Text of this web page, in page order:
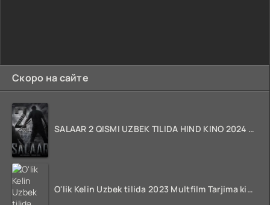
Скоро на сайте
SALAAR 2 QISMI UZBEK TILIDA HIND KINO 2024 TARJIMA 720p HD Skachat
O'lik Kelin Uzbek tilida 2023 Multfilm Tarjima kino skachat